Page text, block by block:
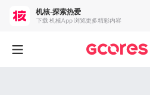
机核-探索热爱
下载 机核App 浏览更多精彩内容